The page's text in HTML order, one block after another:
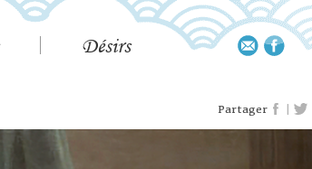
Désirs
Partager |